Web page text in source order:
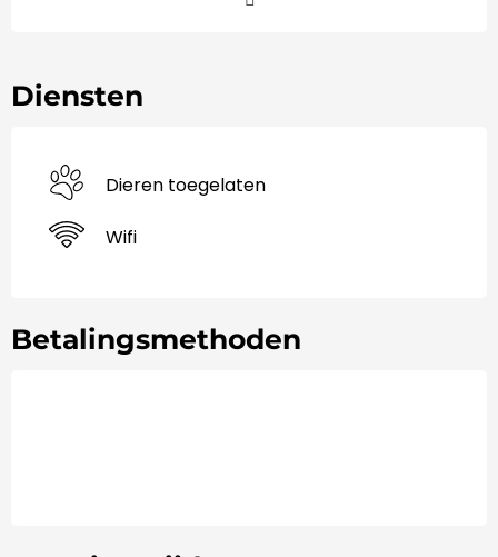
Diensten
Dieren toegelaten
Wifi
Betalingsmethoden